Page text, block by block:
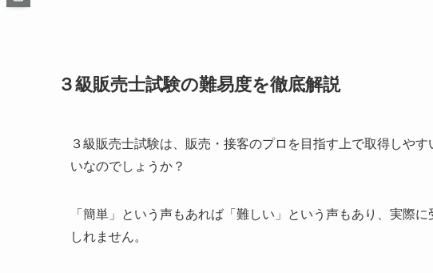
３級販売士試験の難易度を徹底解説
３級販売士試験は、販売・接客のプロを目指す上で取得しや
いなのでしょうか？
「簡単」という声もあれば「難しい」という声もあり、実際
しれません。